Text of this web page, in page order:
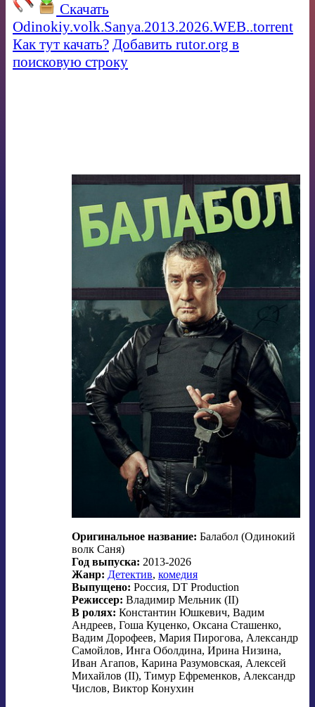
Скачать
Odinokiy.volk.Sanya.2013.2026.WEB..torrent
Как тут качать? Добавить rutor.org в
поисковую строку
Оригинальное название: Балабол (Одинокий
волк Саня)
Год выпуска: 2013-2026
Жанр: Детектив, комедия
Выпущено: Россия, DT Production
Режиссер: Владимир Мельник (II)
В ролях: Константин Юшкевич, Вадим
Андреев, Гоша Куценко, Оксана Сташенко,
Вадим Дорофеев, Мария Пирогова, Александр
Самойлов, Инга Оболдина, Ирина Низина,
Иван Агапов, Карина Разумовская, Алексей
Михайлов (II), Тимур Ефременков, Александр
Числов, Виктор Конухин